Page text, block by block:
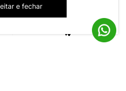
e fechar
- 89129-080 - Luiz Alves - SC